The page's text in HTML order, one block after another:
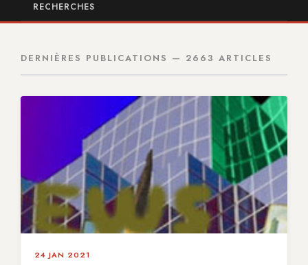
RECHERCHES
DERNIÈRES PUBLICATIONS — 2663 ARTICLES
24 JAN 2021